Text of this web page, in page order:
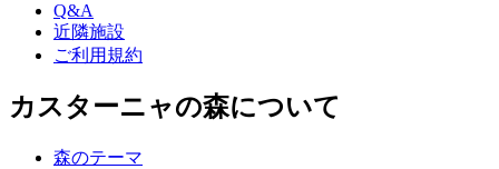
Q&A
近隣施設
ご利用規約
カスターニャの森について
森のテーマ